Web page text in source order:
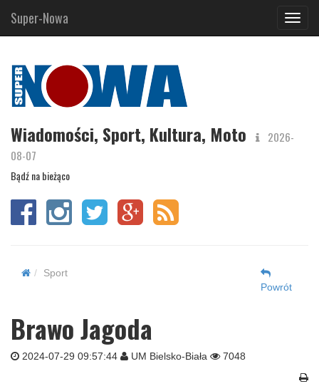
Super-Nowa
Wiadomości, Sport, Kultura, Moto
2026-
08-07
Bądź na bieżąco
Sport
Powrót
Brawo Jagoda
2024-07-29 09:57:44 UM Bielsko-Biała 7048